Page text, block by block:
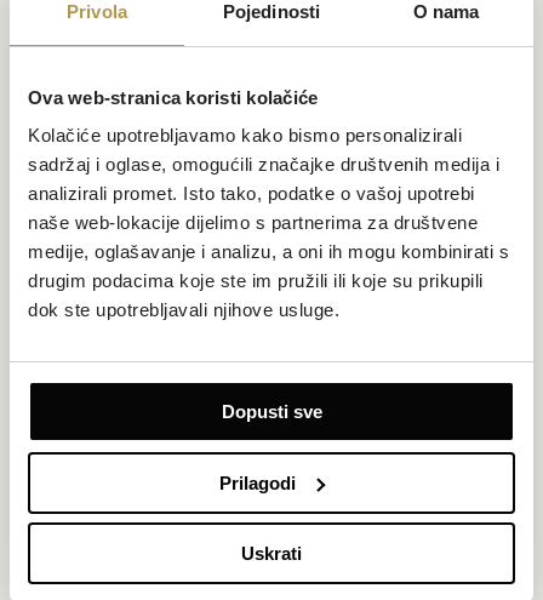
Privola Pojedinosti O nama
Ova web-stranica koristi kolačiće
Kolačiće upotrebljavamo kako bismo personalizirali
sadržaj i oglase, omogućili značajke društvenih medija i
analizirali promet. Isto tako, podatke o vašoj upotrebi
naše web-lokacije dijelimo s partnerima za društvene
medije, oglašavanje i analizu, a oni ih mogu kombinirati s
drugim podacima koje ste im pružili ili koje su prikupili
dok ste upotrebljavali njihove usluge.
Dopusti sve
Prilagodi
Uskrati
Usluge